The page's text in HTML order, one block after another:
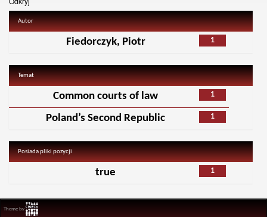
Autor
1
Fiedorczyk, Piotr
Temat
1
Common courts of law
1
Poland’s Second Republic
Posiada pliki pozycji
1
true
Theme by